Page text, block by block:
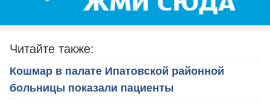
Читайте также:
Кошмар в палате Ипатовской районной
больницы показали пациенты